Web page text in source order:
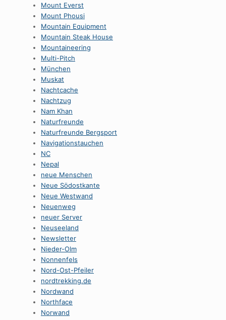
Mount Everst
Mount Phousi
Mountain Equipment
Mountain Steak House
Mountaineering
Multi-Pitch
München
Muskat
Nachtcache
Nachtzug
Nam Khan
Naturfreunde
Naturfreunde Bergsport
Navigationstauchen
NC
Nepal
neue Menschen
Neue Södostkante
Neue Westwand
Neuenweg
neuer Server
Neuseeland
Newsletter
Nieder-Olm
Nonnenfels
Nord-Ost-Pfeiler
nordtrekking.de
Nordwand
Northface
Norwand